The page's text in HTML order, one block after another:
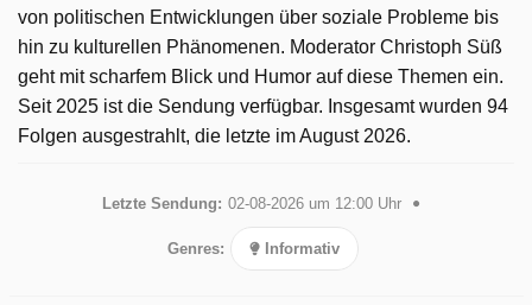
es wohnt. Ein altes Familiengrab in Amberg, über zwei
Autostunden entfernt, wollen sie deshalb aufgeben. Vom
Friedhofsamt kommt darauf eine hohe Rechnung: 23.000
Euro sollen sie bezahlen, um das Grab an die Stadt
Amberg abzugeben, denn es ist denkmalgeschützt. Und
von morgen Ein kleiner Geldsegen regnet auf Erlangen
von politischen Entwicklungen über soziale Probleme bis
hin zu kulturellen Phänomenen. Moderator Christoph Süß
geht mit scharfem Blick und Humor auf diese Themen ein.
Seit 2025 ist die Sendung verfügbar. Insgesamt wurden 94
Folgen ausgestrahlt, die letzte im August 2026.
Letzte Sendung: 02-08-2026 um 12:00 Uhr
Genres: Informativ